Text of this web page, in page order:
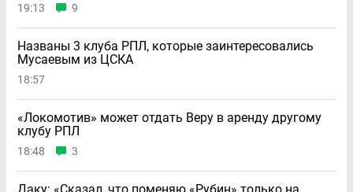
19:13 9
Названы 3 клуба РПЛ, которые заинтересовались
Мусаевым из ЦСКА
18:57
«Локомотив» может отдать Веру в аренду другому
клубу РПЛ
18:48 3